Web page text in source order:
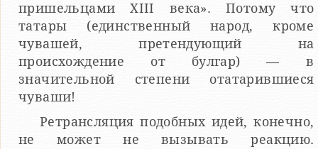
пришельцами XIII века». Потому что
татары (единственный народ, кроме
чувашей, претендующий на
происхождение от булгар) — в
значительной степени отатарившиеся
чуваши!
Ретрансляция подобных идей, конечно,
не может не вызывать реакцию.